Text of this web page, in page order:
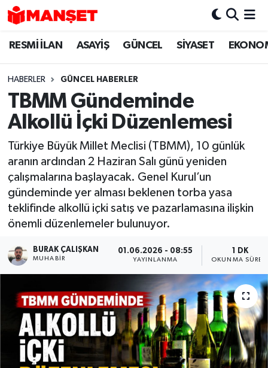
RESMİ İLAN ASAYİŞ GÜNCEL SİYASET
HABERLER GÜNCEL HABERLER
TBMM Gündeminde
Alkollü İçki Düzenlemesi
Türkiye Büyük Millet Meclisi (TBMM), 10 günlük
aranın ardından 2 Haziran Salı günü yeniden
çalışmalarına başlayacak. Genel Kurul’un
gündeminde yer alması beklenen torba yasa
teklifinde alkollü içki satış ve pazarlamasına ilişkin
önemli düzenlemeler bulunuyor.
BURAK ÇALIŞKAN
MUHABIR
01.06.2026 - 08:55
YAYINLANMA
1 DK
OKUNMA
Hava Durumu
Trafik Durumu
Süper Lig Puan Durumu ve Fikstür
Son Dakika Haberleri
Haber Arşivi